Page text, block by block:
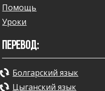
Помощь
Уроки
ПЕРЕВОД:
Болгарский язык
Цыганский язык